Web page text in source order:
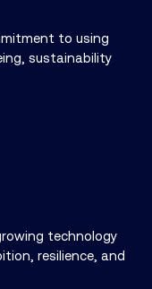
to using
sustainability
technology
resilience, and